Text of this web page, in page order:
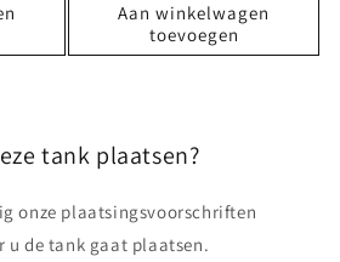
Aan winkelwagen
toevoegen
tank plaatsen?
onze plaatsingsvoorschriften
u de tank gaat plaatsen.